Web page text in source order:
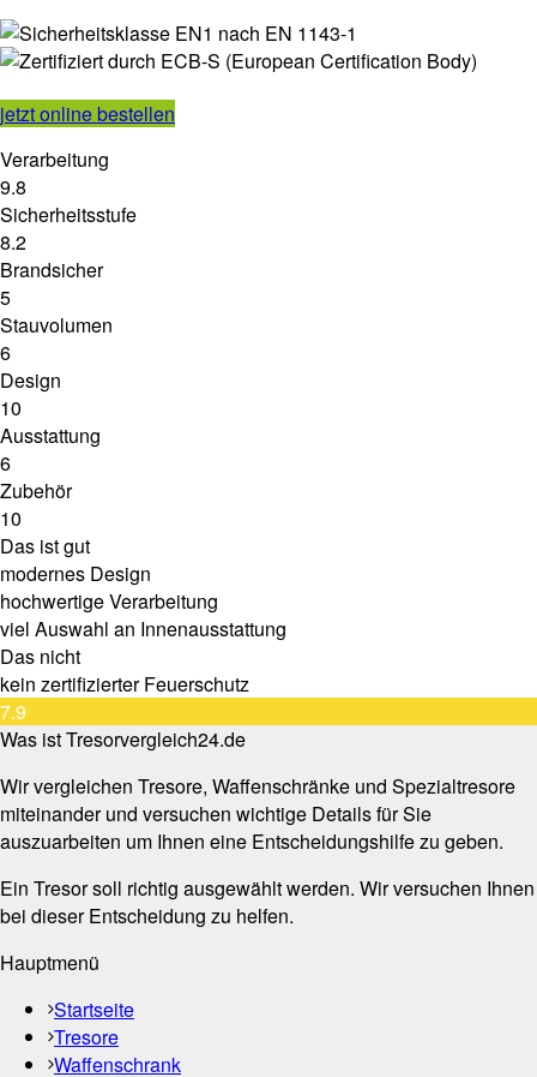
jetzt online bestellen
Verarbeitung
9.8
Sicherheitsstufe
8.2
Brandsicher
5
Stauvolumen
6
Design
10
Ausstattung
6
Zubehör
10
Das ist gut
modernes Design
hochwertige Verarbeitung
viel Auswahl an Innenausstattung
Das nicht
kein zertifizierter Feuerschutz
7.9
Was ist Tresorvergleich24.de
Wir vergleichen Tresore, Waffenschränke und Spezialtresore
miteinander und versuchen wichtige Details für Sie
auszuarbeiten um Ihnen eine Entscheidungshilfe zu geben.
Ein Tresor soll richtig ausgewählt werden. Wir versuchen Ihnen
bei dieser Entscheidung zu helfen.
Hauptmenü
Startseite
Tresore
Waffenschrank